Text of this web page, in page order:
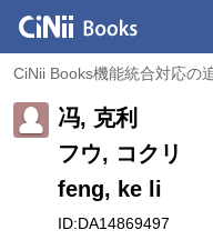
CiNii Books機能統合対応の
冯, 克利
フウ, コクリ
feng, ke li
ID:DA14869497